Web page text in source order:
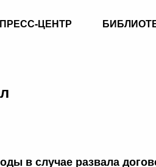
ПРЕСС-ЦЕНТР
в случае развала